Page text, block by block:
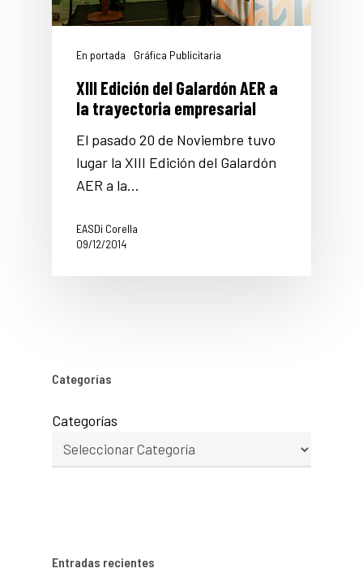
En portada Gráfica Publicitaria
XIII Edición del Galardón AER a
la trayectoria empresarial
El pasado 20 de Noviembre tuvo
lugar la XIII Edición del Galardón
AER a la…
EASDi Corella
09/12/2014
Categorías
Categorías
Entradas recientes